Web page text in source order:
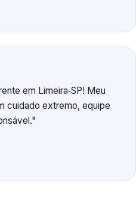
em Limeira‑SP! Meu
cuidado extremo, equipe